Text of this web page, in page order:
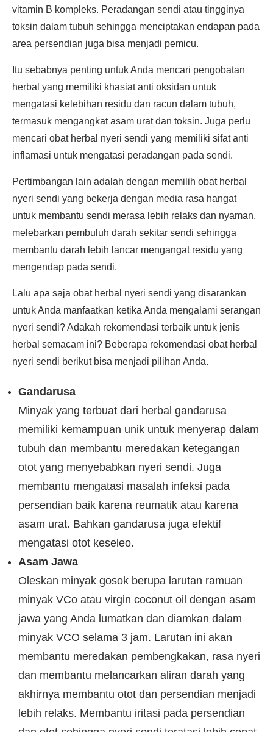
vitamin B kompleks. Peradangan sendi atau tingginya
toksin dalam tubuh sehingga menciptakan endapan pada
area persendian juga bisa menjadi pemicu.
Itu sebabnya penting untuk Anda mencari pengobatan
herbal yang memiliki khasiat anti oksidan untuk
mengatasi kelebihan residu dan racun dalam tubuh,
termasuk mengangkat asam urat dan toksin. Juga perlu
mencari obat herbal nyeri sendi yang memiliki sifat anti
inflamasi untuk mengatasi peradangan pada sendi.
Pertimbangan lain adalah dengan memilih obat herbal
nyeri sendi yang bekerja dengan media rasa hangat
untuk membantu sendi merasa lebih relaks dan nyaman,
melebarkan pembuluh darah sekitar sendi sehingga
membantu darah lebih lancar mengangat residu yang
mengendap pada sendi.
Lalu apa saja obat herbal nyeri sendi yang disarankan
untuk Anda manfaatkan ketika Anda mengalami serangan
nyeri sendi? Adakah rekomendasi terbaik untuk jenis
herbal semacam ini? Beberapa rekomendasi obat herbal
nyeri sendi berikut bisa menjadi pilihan Anda.
Gandarusa
Minyak yang terbuat dari herbal gandarusa
memiliki kemampuan unik untuk menyerap dalam
tubuh dan membantu meredakan ketegangan
otot yang menyebabkan nyeri sendi. Juga
membantu mengatasi masalah infeksi pada
persendian baik karena reumatik atau karena
asam urat. Bahkan gandarusa juga efektif
mengatasi otot keseleo.
Asam Jawa
Oleskan minyak gosok berupa larutan ramuan
minyak VCo atau virgin coconut oil dengan asam
jawa yang Anda lumatkan dan diamkan dalam
minyak VCO selama 3 jam. Larutan ini akan
membantu meredakan pembengkakan, rasa nyeri
dan membantu melancarkan aliran darah yang
akhirnya membantu otot dan persendian menjadi
lebih relaks. Membantu iritasi pada persendian